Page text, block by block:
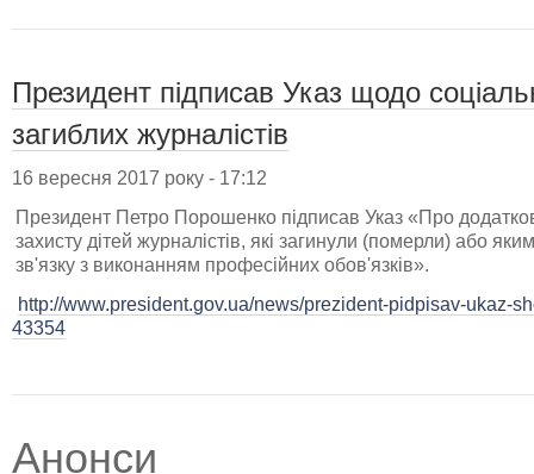
Президент підписав Указ щодо
загиблих журналістів
16 вересня 2017 року - 17:12
Президент Петро Порошенко підписав Указ «Про
захисту дітей журналістів, які загинули (померли) або
зв'язку з виконанням професійних обов'язків».
http://www.president.gov.ua/news/prezident-pidpisav-ukaz-
43354
Анонси